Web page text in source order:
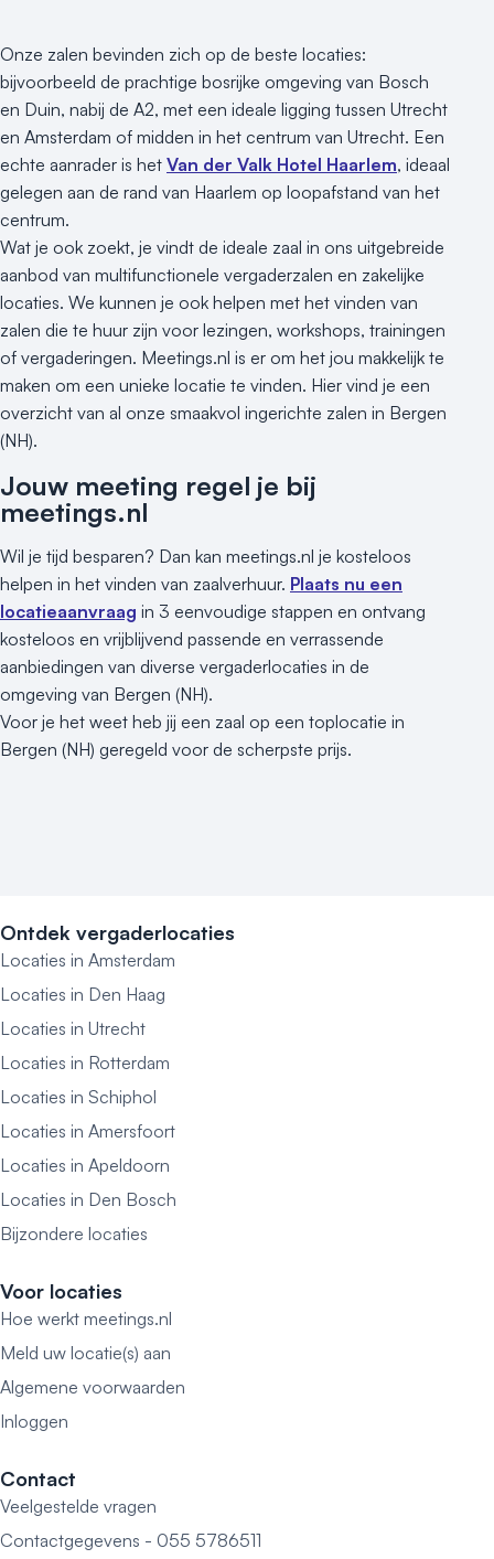
Onze zalen bevinden zich op de beste locaties:
bijvoorbeeld de prachtige bosrijke omgeving van Bosch
en Duin, nabij de A2, met een ideale ligging tussen Utrecht
en Amsterdam of midden in het centrum van Utrecht. Een
echte aanrader is het Van der Valk Hotel Haarlem, ideaal
gelegen aan de rand van Haarlem op loopafstand van het
centrum.
Wat je ook zoekt, je vindt de ideale zaal in ons uitgebreide
aanbod van multifunctionele vergaderzalen en zakelijke
locaties. We kunnen je ook helpen met het vinden van
zalen die te huur zijn voor lezingen, workshops, trainingen
of vergaderingen. Meetings.nl is er om het jou makkelijk te
maken om een unieke locatie te vinden. Hier vind je een
overzicht van al onze smaakvol ingerichte zalen in Bergen
(NH).
Jouw meeting regel je bij
meetings.nl
Wil je tijd besparen? Dan kan meetings.nl je kosteloos
helpen in het vinden van zaalverhuur. Plaats nu een
locatieaanvraag in 3 eenvoudige stappen en ontvang
kosteloos en vrijblijvend passende en verrassende
aanbiedingen van diverse vergaderlocaties in de
omgeving van Bergen (NH).
Voor je het weet heb jij een zaal op een toplocatie in
Bergen (NH) geregeld voor de scherpste prijs.
Ontdek vergaderlocaties
Locaties in Amsterdam
Locaties in Den Haag
Locaties in Utrecht
Locaties in Rotterdam
Locaties in Schiphol
Locaties in Amersfoort
Locaties in Apeldoorn
Locaties in Den Bosch
Bijzondere locaties
Voor locaties
Hoe werkt meetings.nl
Meld uw locatie(s) aan
Algemene voorwaarden
Inloggen
Contact
Veelgestelde vragen
Contactgegevens - 055 5786511